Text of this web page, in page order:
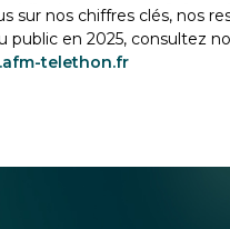
sur nos chiffres clés, nos
public en 2025, consultez
telethon.fr